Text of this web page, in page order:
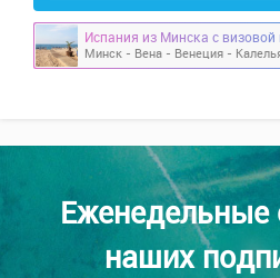
Еженедельные
наших